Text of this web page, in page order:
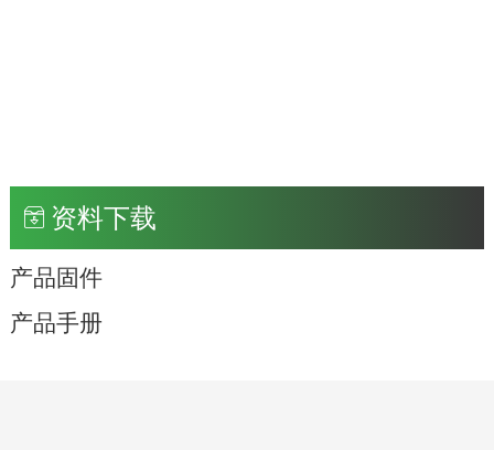
资料下载
产品固件
产品手册